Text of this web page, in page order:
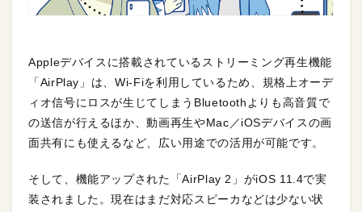
Appleデバイスに搭載されているストリーミング再生機能
「AirPlay」は、Wi-Fiを利用しているため、規格上オーデ
ィオ信号にロスが生じてしまうBluetoothよりも高音質で
の送信が行えるほか、動画再生やMac／iOSデバイスの画
面共有にも使えるなど、広い用途での活用が可能です。
そして、機能アップされた「AirPlay 2」がiOS 11.4で実
装されました。現在はまだ対応スピーカなどは少ない状